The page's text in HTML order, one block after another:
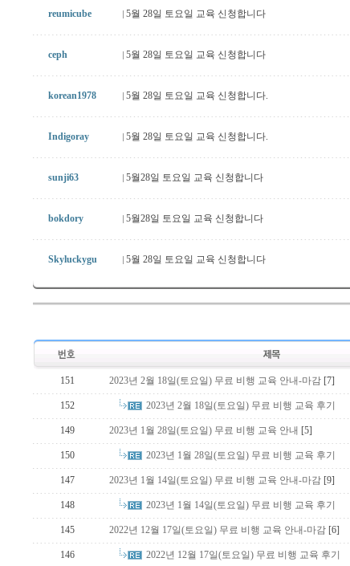
reumicube 5월 28일 토요일 교육 신청합니다
ceph 5월 28일 토요일 교육 신청합니다
korean1978 5월 28일 토요일 교육 신청합니다.
Indigoray 5월 28일 토요일 교육 신청합니다.
sunji63 5월28일 토요일 교육 신청합니다
bokdory 5월28일 토요일 교육 신청합니다
Skyluckygu 5월 28일 토요일 교육 신청합니다
151 2023년 2월 18일(토요일) 무료 비행 교육 안내-마감 [7]
152 2023년 2월 18일(토요일) 무료 비행 교육 후기
149 2023년 1월 28일(토요일) 무료 비행 교육 안내 [5]
150 2023년 1월 28일(토요일) 무료 비행 교육 후기
147 2023년 1월 14일(토요일) 무료 비행 교육 안내-마감 [9]
148 2023년 1월 14일(토요일) 무료 비행 교육 후기
145 2022년 12월 17일(토요일) 무료 비행 교육 안내-마감 [6]
146 2022년 12월 17일(토요일) 무료 비행 교육 후기